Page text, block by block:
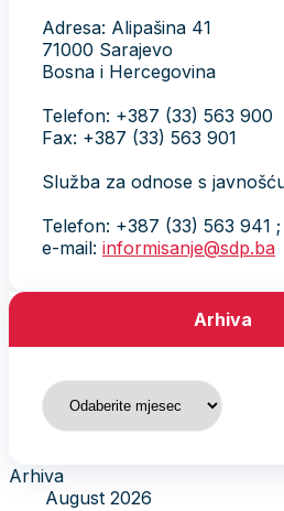
Adresa: Alipašina 41
71000 Sarajevo
Bosna i Hercegovina
Telefon: +387 (33) 563 900
Fax: +387 (33) 563 901
Služba za odnose s
Telefon: +387 (33) 563 941 ;
e-mail: informisanje@sdp.ba
Arhiva
Arhiva
Arhiva
August 2026